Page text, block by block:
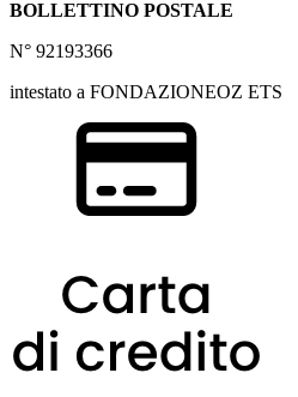
BOLLETTINO POSTALE
N° 92193366
intestato a FONDAZIONEOZ ETS